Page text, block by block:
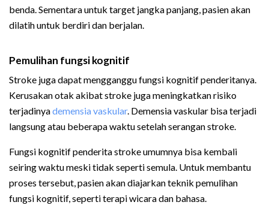
benda. Sementara untuk target jangka panjang, pasien akan
dilatih untuk berdiri dan berjalan.
Pemulihan fungsi kognitif
Stroke juga dapat mengganggu fungsi kognitif penderitanya.
Kerusakan otak akibat stroke juga meningkatkan risiko
terjadinyademensia vaskular. Demensia vaskular bisa terjadi
langsung atau beberapa waktu setelah serangan stroke.
Fungsi kognitif penderita stroke umumnya bisa kembali
seiring waktu meski tidak seperti semula. Untuk membantu
proses tersebut, pasien akan diajarkan teknik pemulihan
fungsi kognitif, seperti terapi wicara dan bahasa.